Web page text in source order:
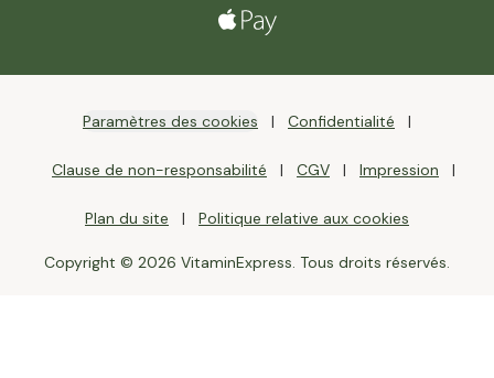
Paramètres des cookies Confidentialité
Clause de non-responsabilité CGV Impression
Plan du site Politique relative aux cookies
Copyright © 2026 VitaminExpress. Tous droits réservés.